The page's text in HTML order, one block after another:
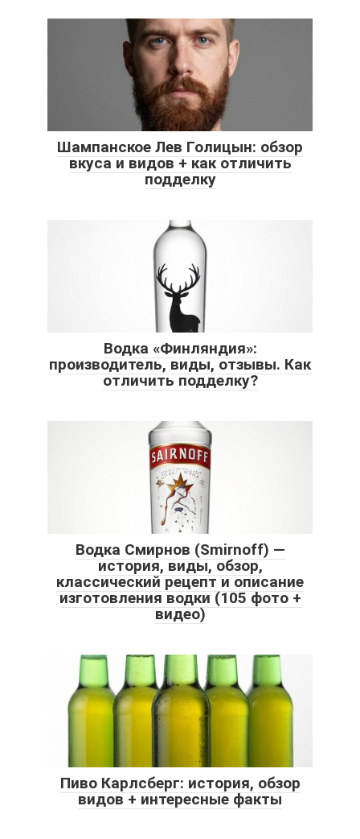
Шампанское Лев Голицын: обзор
вкуса и видов + как отличить
подделку
Водка «Финляндия»:
производитель, виды, отзывы. Как
отличить подделку?
Водка Смирнов (Smirnoff) —
история, виды, обзор,
классический рецепт и описание
изготовления водки (105 фото +
видео)
Пиво Карлсберг: история, обзор
видов + интересные факты